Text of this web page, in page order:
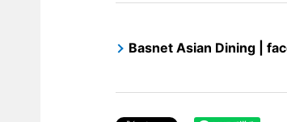
Basnet Asian Dining |